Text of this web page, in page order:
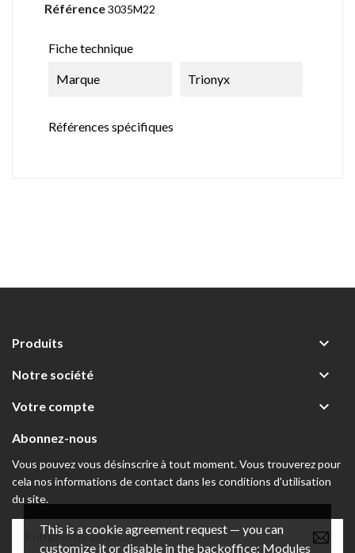
This is a cookie agreement request — you can
customize it or disable in the backoffice: Modules
Référence3035M22
Fiche technique
Marque Trionyx
Références spécifiques
Produits 
Notre société 
Votre compte 
Abonnez-nous
Vous pouvez vous désinscrire à tout moment. Vous trouverez pour
cela nos informations de contact dans les conditions d'utilisation
du site.